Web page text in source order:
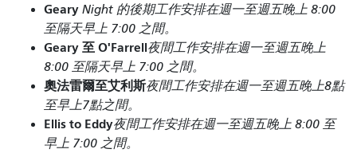
Geary Night 的後期工作安排在週一至週五晚上 8:00
至隔天早上 7:00 之間。
Geary 至 O'Farrell夜間工作安排在週一至週五晚上
8:00 至隔天早上 7:00 之間。
奧法雷爾至艾利斯夜間工作安排在週一至週五晚上8點
至早上7點之間。
Ellis to Eddy夜間工作安排在週一至週五晚上 8:00 至
早上 7:00 之間。